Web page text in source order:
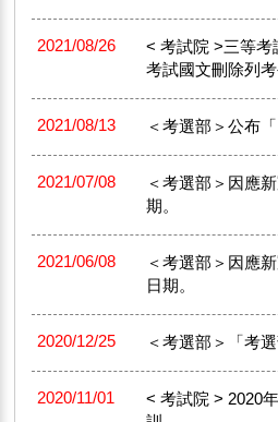
2021/08/26
< 考試院 >三等
考試國文刪除列
2021/08/13 ＜考選部＞公布
2021/07/08
＜考選部＞因應
期。
2021/06/08
＜考選部＞因應
日期。
2020/12/25 ＜考選部＞「考
2020/11/01
< 考試院 > 2020